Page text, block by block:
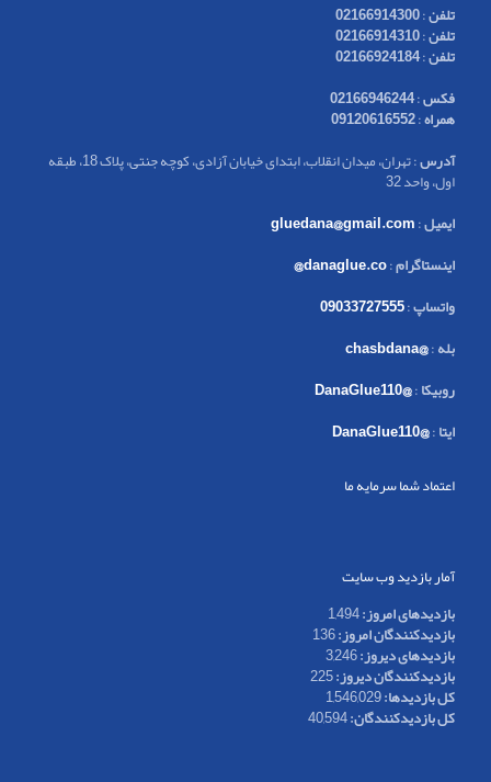
تلفن:
02166914300
تلفن:
02166914310
تلفن:
02166924184
فکس:
02166946244
همراه:
09120616552
آدرس
: تهران، میدان انقلاب، ابتدای خیابان آزادی، کوچه جنتی، پلاک 18، طبقه
اول، واحد 32
ایمیل:
gluedana@gmail.com
اینستاگرام:
danaglue.co@
واتساپ:
09033727555
بله:
@chasbdana
روبیکا:
@DanaGlue110
ایتا:
@DanaGlue110
اعتماد شما سرمایه ما
آمار بازدید وب سایت
بازدیدهای امروز:1,494
بازدیدکنندگان امروز:136
بازدیدهای دیروز:3,246
بازدیدکنندگان دیروز:225
کل بازدیدها:1,546,029
کل بازدیدکنند‌گان:40,594